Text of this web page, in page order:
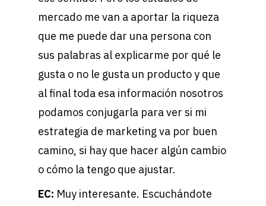
mercado me van a aportar la riqueza
que me puede dar una persona con
sus palabras al explicarme por qué le
gusta o no le gusta un producto y que
al final toda esa información nosotros
podamos conjugarla para ver si mi
estrategia de marketing va por buen
camino, si hay que hacer algún cambio
o cómo la tengo que ajustar.
EC: Muy interesante. Escuchándote